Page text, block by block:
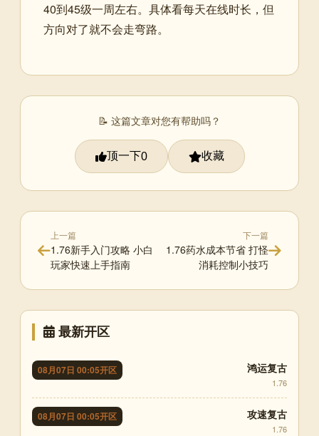
40到45级一周左右。具体看每天在线时长，但
方向对了就不会走弯路。
📝 这篇文章对您有帮助吗？
顶一下0 收藏
上一篇
1.76新手入门攻略 小白
玩家快速上手指南
下一篇
1.76药水成本节省 打怪
消耗控制小技巧
最新开区
08月07日 00:05开区 鸿运复古
1.76
08月07日 00:05开区 攻速复古
1.76